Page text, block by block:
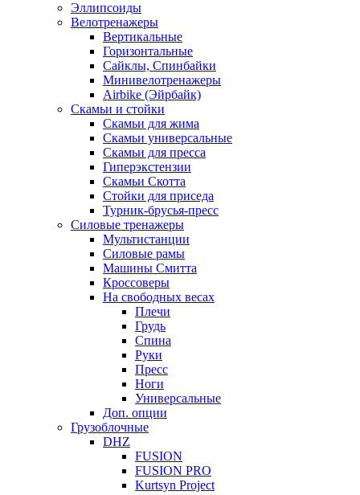
Эллипсоиды
Велотренажеры
Вертикальные
Горизонтальные
Сайклы, Спинбайки
Минивелотренажеры
Airbike (Эйрбайк)
Скамьи и стойки
Скамьи для жима
Скамьи универсальные
Скамьи для пресса
Гиперэкстензии
Скамьи Скотта
Стойки для приседа
Турник-брусья-пресс
Силовые тренажеры
Мультистанции
Силовые рамы
Машины Смитта
Кроссоверы
На свободных весах
Плечи
Грудь
Спина
Руки
Пресс
Ноги
Универсальные
Доп. опции
Грузоблочные
DHZ
FUSION
FUSION PRO
Kurtsyn Project